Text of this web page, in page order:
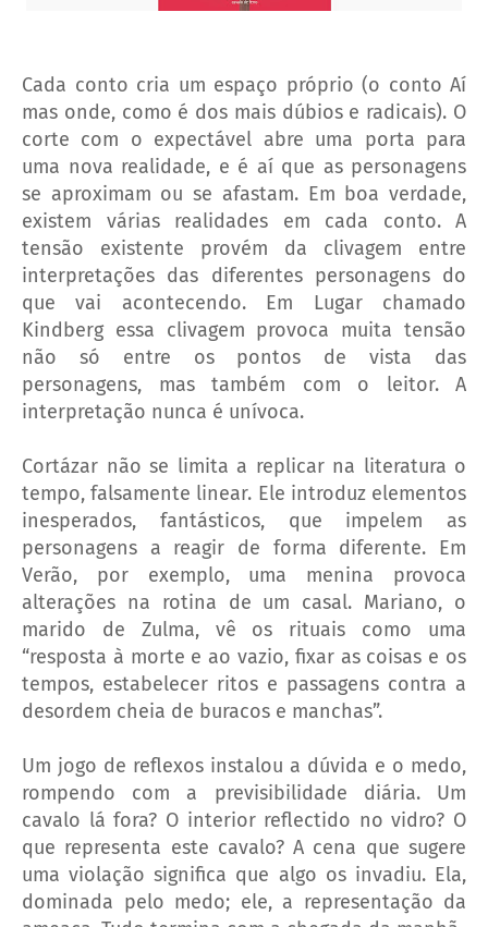
Cada conto cria um espaço próprio (o conto Aí
mas onde, como é dos mais dúbios e radicais). O
corte com o expectável abre uma porta para
uma nova realidade, e é aí que as personagens
se aproximam ou se afastam. Em boa verdade,
existem várias realidades em cada conto. A
tensão existente provém da clivagem entre
interpretações das diferentes personagens do
que vai acontecendo. Em Lugar chamado
Kindberg essa clivagem provoca muita tensão
não só entre os pontos de vista das
personagens, mas também com o leitor. A
interpretação nunca é unívoca.
Cortázar não se limita a replicar na literatura o
tempo, falsamente linear. Ele introduz elementos
inesperados, fantásticos, que impelem as
personagens a reagir de forma diferente. Em
Verão, por exemplo, uma menina provoca
alterações na rotina de um casal. Mariano, o
marido de Zulma, vê os rituais como uma
“resposta à morte e ao vazio, fixar as coisas e os
tempos, estabelecer ritos e passagens contra a
desordem cheia de buracos e manchas”.
Um jogo de reflexos instalou a dúvida e o medo,
rompendo com a previsibilidade diária. Um
cavalo lá fora? O interior reflectido no vidro? O
que representa este cavalo? A cena que sugere
uma violação significa que algo os invadiu. Ela,
dominada pelo medo; ele, a representação da